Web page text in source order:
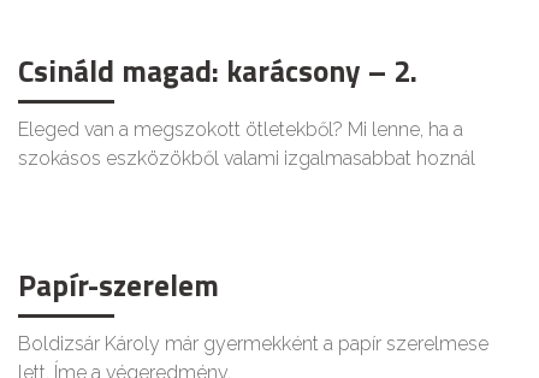
Csináld magad: karácsony – 2.
Eleged van a megszokott ötletekből? Mi lenne, ha a
szokásos eszközökből valami izgalmasabbat hoznál
Papír-szerelem
Boldizsár Károly már gyermekként a papír szerelmese
lett. Íme a végeredmény.